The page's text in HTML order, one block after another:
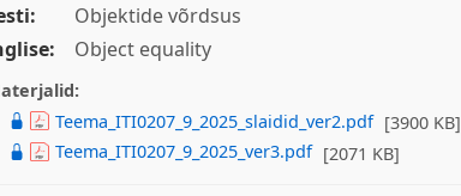
Objektide võrdsus
Object equality
Teema_ITI0207_9_2025_slaidid_ver2.pdf [3900 KB]
Teema_ITI0207_9_2025_ver3.pdf [2071 KB]